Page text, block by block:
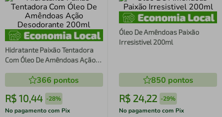
Hidratante Paixão Tentadora
Com Óleo De Amêndoas Ação
366 pontos
R$ 10,44 -28%
No pagamento com Pix
Óleo De Amêndoas Paixão
Irresistivel 200ml
850 pontos
R$ 24,22 -29%
No pagamento com Pix